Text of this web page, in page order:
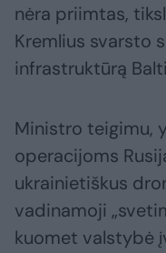
nėra priimtas,
Kremlius svarsto
infrastruktūrą
Ministro teigimu,
operacijoms
ukrainietiškus
vadinamoji
kuomet valstybė